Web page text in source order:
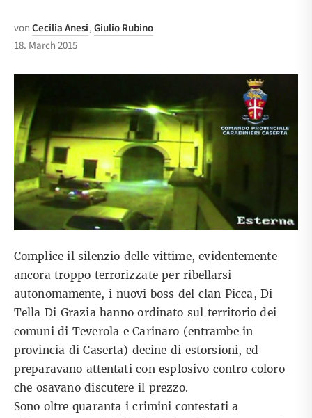
vonCecilia Anesi,Giulio Rubino
18. March 2015
Complice il silenzio delle vittime, evidentemente
ancora troppo terrorizzate per ribellarsi
autonomamente, i nuovi boss del clan Picca, Di
Tella Di Grazia hanno ordinato sul territorio dei
comuni di Teverola e Carinaro (entrambe in
provincia di Caserta) decine di estorsioni, ed
preparavano attentati con esplosivo contro coloro
che osavano discutere il prezzo.
Sono oltre quaranta i crimini contestati a